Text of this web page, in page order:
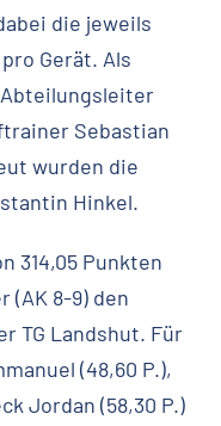
die jeweils
Gerät. Als
Sebastian
wurden die
Hinkel.
314,05 Punkten
(AK 8-9) den
TG Landshut. Für
(48,60 P.),
Jordan (58,30 P.)